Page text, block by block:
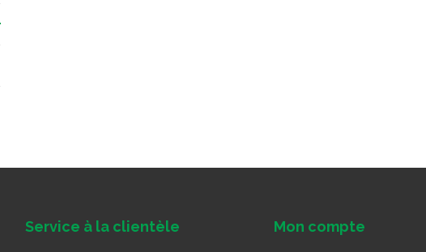
Service à la clientèle Mon compte